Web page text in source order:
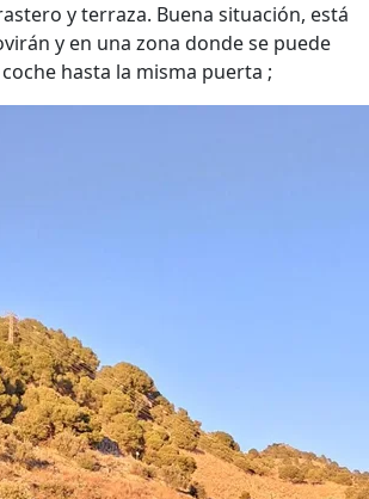
y terraza. Buena situación, está
y en una zona donde se puede
hasta la misma puerta ;